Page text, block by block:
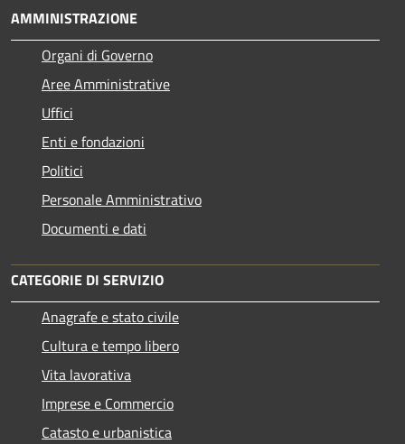
AMMINISTRAZIONE
Organi di Governo
Aree Amministrative
Uffici
Enti e fondazioni
Politici
Personale Amministrativo
Documenti e dati
CATEGORIE DI SERVIZIO
Anagrafe e stato civile
Cultura e tempo libero
Vita lavorativa
Imprese e Commercio
Catasto e urbanistica